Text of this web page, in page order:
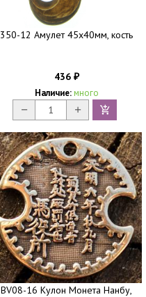
350-12 Амулет 45х40мм, кость
436 ₽
Наличие: много
BV08-16 Кулон Монета Нанбу,